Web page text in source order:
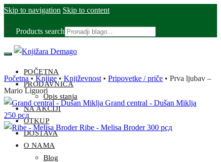
Skip to navigation Skip to content
Products search
POČETNA
PRODAVNICA
Opis stanja
NA AKCIJI
OTKUP
DOSTAVA
O NAMA
Blog
Početna • Knjige • Književnost • Pripovetke / priče • Prva ljubav –
Mario Liguori
Grand central - Dušan Miklja
250 рсд
Ribe - Melisa Broder 300 рсд